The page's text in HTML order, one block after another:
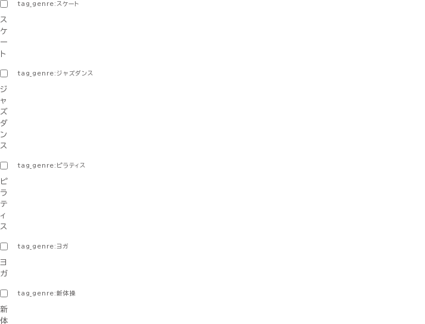
tag_genre:スケート
ス
ケ
ー
ト
tag_genre:ジャズダンス
ジ
ャ
ズ
ダ
ン
ス
tag_genre:ピラティス
ピ
ラ
テ
ィ
ス
tag_genre:ヨガ
ヨ
ガ
tag_genre:新体操
新
体